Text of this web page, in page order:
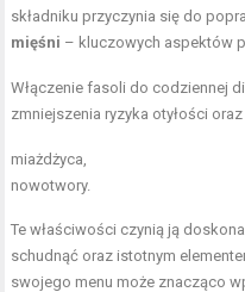
składniku przyczynia się do
mięśni – kluczowych aspektów
Włączenie fasoli do codziennej
zmniejszenia ryzyka otyłości
miażdżyca,
nowotwory.
Te właściwości czynią ją
schudnąć oraz istotnym
swojego menu może znacząco